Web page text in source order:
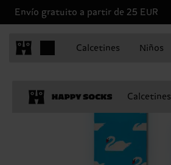
Envío gratuito a partir de 25 EUR
Calcetines Niños
Calcetines